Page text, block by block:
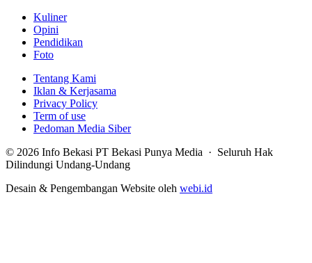
Kuliner
Opini
Pendidikan
Foto
Tentang Kami
Iklan & Kerjasama
Privacy Policy
Term of use
Pedoman Media Siber
© 2026 Info Bekasi PT Bekasi Punya Media · Seluruh Hak
Dilindungi Undang-Undang
Desain & Pengembangan Website oleh webi.id